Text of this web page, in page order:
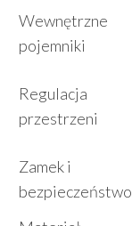
Wewnętrzne
pojemniki
Regulacja
przestrzeni
Zamek i
bezpieczeństwo